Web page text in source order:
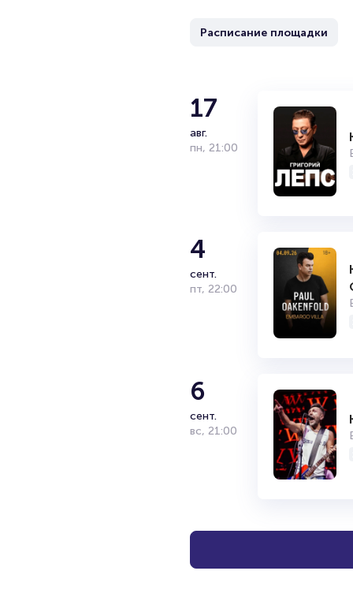
Расписание площадки
17
авг.
пн, 21:00
4
сент.
пт, 22:00
6
сент.
вс, 21:00